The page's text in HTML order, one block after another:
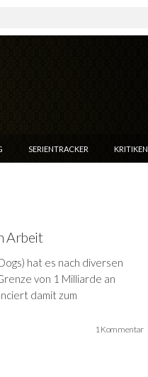
SERIENTRACKER KRITIKEN
Arbeit
hat es nach diversen
von 1 Milliarde an
damit zum
1 Kommentar